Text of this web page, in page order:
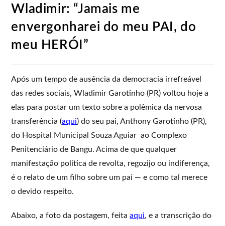
Wladimir: “Jamais me
envergonharei do meu PAI, do
meu HERÓI”
Após um tempo de ausência da democracia irrefreável
das redes sociais, Wladimir Garotinho (PR) voltou hoje a
elas para postar um texto sobre a polêmica da nervosa
transferência (aqui) do seu pai, Anthony Garotinho (PR),
do Hospital Municipal Souza Aguiar ao Complexo
Penitenciário de Bangu. Acima de que qualquer
manifestação política de revolta, regozijo ou indiferença,
é o relato de um filho sobre um pai — e como tal merece
o devido respeito.
Abaixo, a foto da postagem, feitaaqui, e a transcrição do